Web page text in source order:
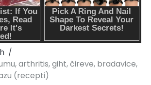
arthritis, giht, čireve, bradavice,
(recepti)